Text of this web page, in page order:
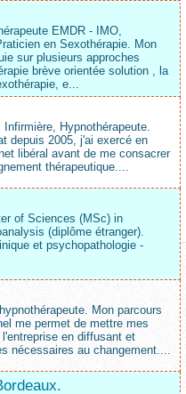
EMDR - IMO,
en Sexothérapie. Mon
sur plusieurs approches
brève orientée solution , la
e...
Hypnothérapeute.
depuis 2005, j'ai exercé en
libéral avant de me consacrer
thérapeutique....
of Sciences (MSc) in
(diplôme étranger).
et psychopathologie -
Mon parcours
me permet de mettre mes
en diffusant et
nécessaires au changement....